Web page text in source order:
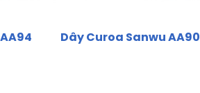
Dây Curoa Sanwu AA90